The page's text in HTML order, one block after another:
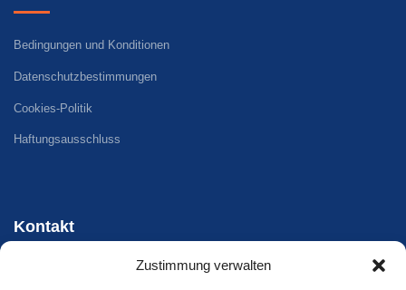
Zustimmung verwalten
Bedingungen und Konditionen
Datenschutzbestimmungen
Cookies-Politik
Haftungsausschluss
Kontakt